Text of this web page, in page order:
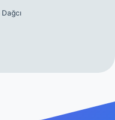
Dağcı